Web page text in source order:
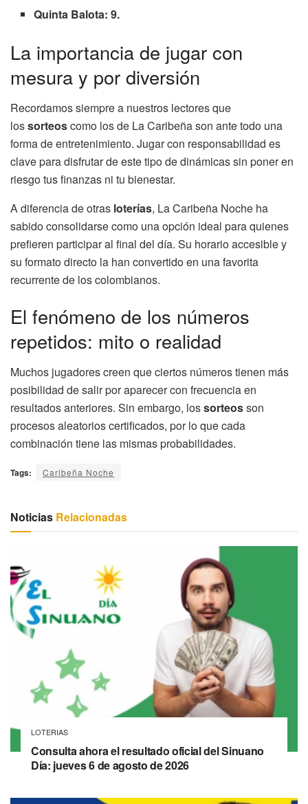
Quinta Balota: 9.
La importancia de jugar con
mesura y por diversión
Recordamos siempre a nuestros lectores que
lossorteoscomo los de La Caribeña son ante todo una
forma de entretenimiento. Jugar con responsabilidad es
clave para disfrutar de este tipo de dinámicas sin poner en
riesgo tus finanzas ni tu bienestar.
A diferencia de otras loterías, La Caribeña Noche ha
sabido consolidarse como una opción ideal para quienes
prefieren participar al final del día. Su horario accesible y
su formato directo la han convertido en una favorita
recurrente de los colombianos.
El fenómeno de los números
repetidos: mito o realidad
Muchos jugadores creen que ciertos números tienen más
posibilidad de salir por aparecer con frecuencia en
resultados anteriores. Sin embargo, lossorteosson
procesos aleatorios certificados, por lo que cada
combinación tiene las mismas probabilidades.
Tags: Caribeña Noche
Noticias Relacionadas
LOTERIAS
Consulta ahora el resultado oficial del Sinuano
Día: jueves 6 de agosto de 2026